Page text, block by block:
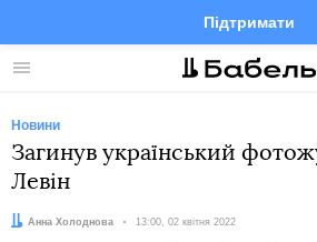
Меню
Підтримати
FacebookTelegram
Новини
Загинув український
Левін
Автор:
Анна Холоднова Дата:
13:00, 02 квітня 2022